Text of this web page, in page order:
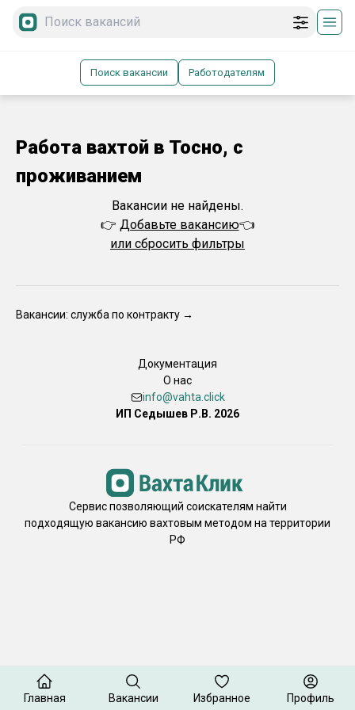
Поиск вакансии Работодателям
Работа вахтой в Тосно, с
проживанием
Вакансии не найдены.
👉 Добавьте вакансию👈
или сбросить фильтры
Вакансии: служба по контракту →
Документация
О нас
info@vahta.click
ИП Седышев Р.В. 2026
Сервис позволяющий соискателям найти
подходящую вакансию вахтовым методом на территории
РФ
Главная Вакансии Избранное Профиль